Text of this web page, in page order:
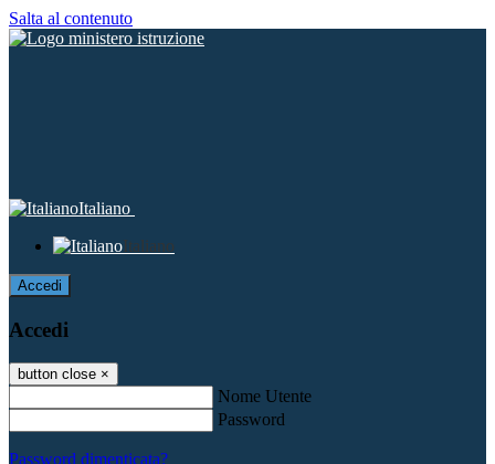
Salta al contenuto
Italiano
Italiano
Accedi
Accedi
button close ×
Nome Utente
Password
Password dimenticata?